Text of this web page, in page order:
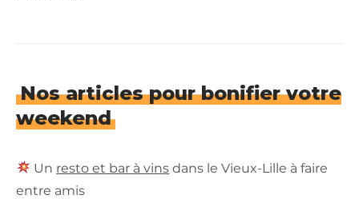
Nos articles pour bonifier votre
weekend
Un resto et bar à vins dans le Vieux-Lille à faire
entre amis